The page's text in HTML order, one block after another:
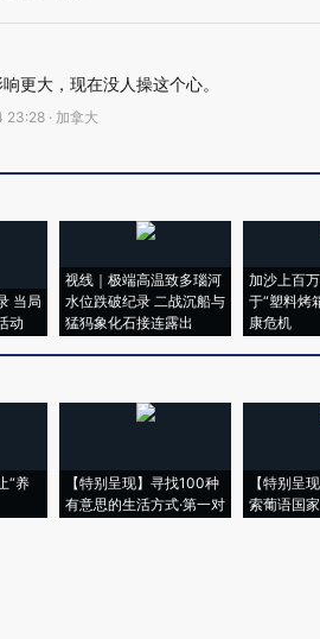
更大，现在没人操这个心。
· 加拿大
当局
动
视线｜极端高温致多瑙河
水位跌破纪录 二战沉船与
猛犸象化石接连露出
加沙上百
于“塑料烤
康危机
“养
【特别呈现】寻找100种
有意思的生活方式·第一对
【特别呈
索葡语国